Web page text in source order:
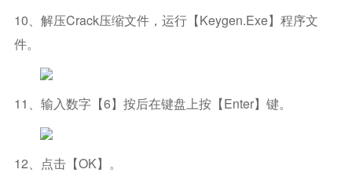
10、解压Crack压缩文件，运行【Keygen.exe】程序文
件。
11、输入数字【6】按后在键盘上按【Enter】键。
12、点击【OK】。